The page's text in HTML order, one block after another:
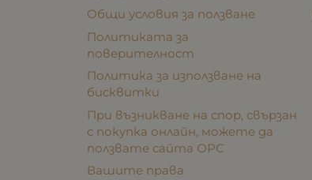
Общи условия за ползване
Политиката за
поверителност
Политика за използване на
бисквитки
При възникване на спор, свързан
с покупка онлайн, можете да
ползвате сайта ОРС
Вашите права